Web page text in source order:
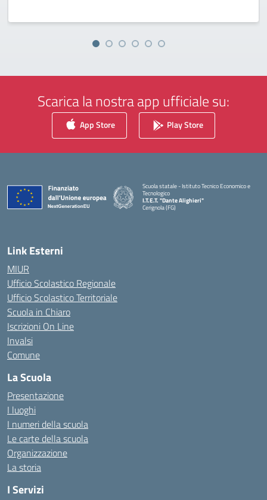
Scarica la nostra app ufficiale su:
App Store Play Store
Scuola statale - Istituto Tecnico Economico e
Tecnologico
I.T.E.T. "Dante Alighieri"
Cerignola (FG)
— Visita la pagina iniziale della scuola
Link Esterni
MIUR
Ufficio Scolastico Regionale
Ufficio Scolastico Territoriale
Scuola in Chiaro
Iscrizioni On Line
Invalsi
Comune
La Scuola
Presentazione
I luoghi
I numeri della scuola
Le carte della scuola
Organizzazione
La storia
I Servizi